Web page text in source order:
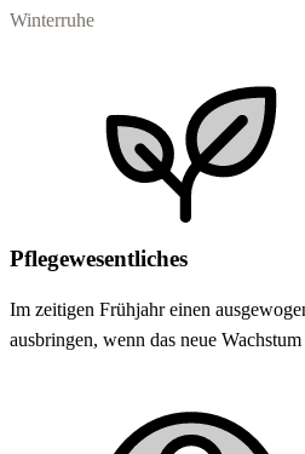
Winterruhe
Pflegewesentliches
Im zeitigen Frühjahr einen
ausbringen, wenn das neue